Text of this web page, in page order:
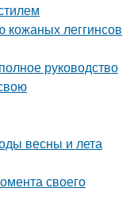
кожаных леггинсов
руководство
весны и лета
своего